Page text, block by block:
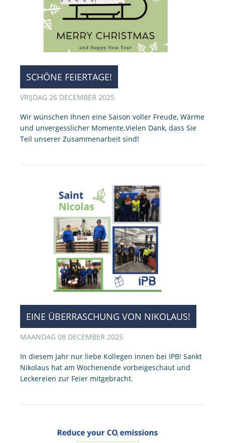
SCHÖNE FEIERTAGE!
VRIJDAG 26 DECEMBER 2025
Wir wünschen Ihnen eine Saison voller Freude, Wärme
und unvergesslicher Momente.Vielen Dank, dass Sie
Teil unserer Zusammenarbeit sind!
EINE ÜBERRASCHUNG VON NIKOLAUS!
MAANDAG 08 DECEMBER 2025
In diesem Jahr nur liebe Kollegen innen bei IPB! Sankt
Nikolaus hat am Wochenende vorbeigeschaut und
Leckereien zur Feier mitgebracht.